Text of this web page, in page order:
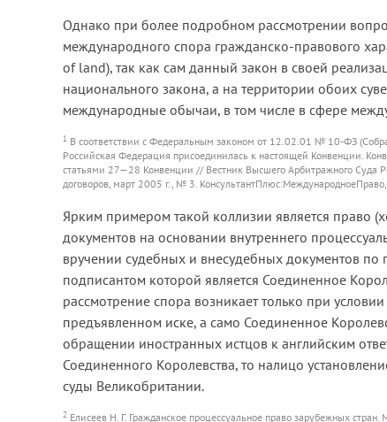
Однако при более подробном рассмотрении
международного спора гражданско-правового
of land), так как сам данный закон в своей
национального закона, а на территории обоих
международные обычаи, в том числе в сфере
1 В соответствии с Федеральным законом от 12.02.01 № 10-ФЗ
Российская Федерация присоединилась к настоящей Конвенции.
статьями 27—28 Конвенции // Вестник Высшего Арбитражного
договоров, март 2005 г., № 3.
Ярким примером такой коллизии является право
документов на основании внутреннего
вручении судебных и внесудебных документов
подписантом которой является Соединенное
рассмотрение спора возникает только при
предъявленном иске, а само Соединенное
обращении иностранных истцов к английским
Соединенного Королевства, то налицо
суды Великобритании.
2 Елисеев Н. Г. Гражданское процессуальное право зарубежных